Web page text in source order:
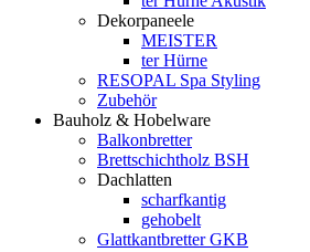
Dekorpaneele
MEISTER
ter Hürne
RESOPAL Spa Styling
Zubehör
Bauholz & Hobelware
Balkonbretter
Brettschichtholz BSH
Dachlatten
scharfkantig
gehobelt
Glattkantbretter GKB